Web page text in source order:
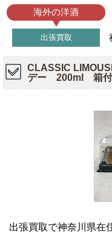
海外の洋酒
出張買取
CLASSIC
デー 200ml 箱
出張買取で神奈川県在